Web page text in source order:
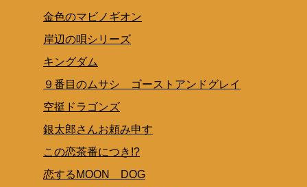
金色のマビノギオン
岸辺の唄シリーズ
キングダム
９番目のムサシ ゴーストアンドグレイ
空挺ドラゴンズ
銀太郎さんお頼み申す
この恋茶番につき!?
恋するMOON DOG